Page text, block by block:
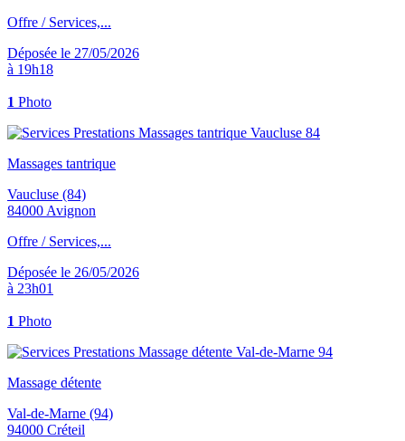
Offre / Services,...
Déposée le 27/05/2026
à 19h18
1 Photo
Massages tantrique
Vaucluse (84)
84000 Avignon
Offre / Services,...
Déposée le 26/05/2026
à 23h01
1 Photo
Massage détente
Val-de-Marne (94)
94000 Créteil